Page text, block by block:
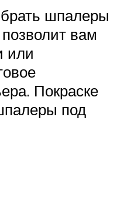
шпалеры
позволит вам
или
Покраске
под